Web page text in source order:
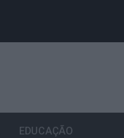
EDUCAÇÃO